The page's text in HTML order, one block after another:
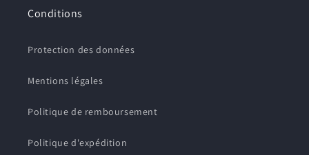
Conditions
Protection des données
Mentions légales
Politique de remboursement
Politique d'expédition